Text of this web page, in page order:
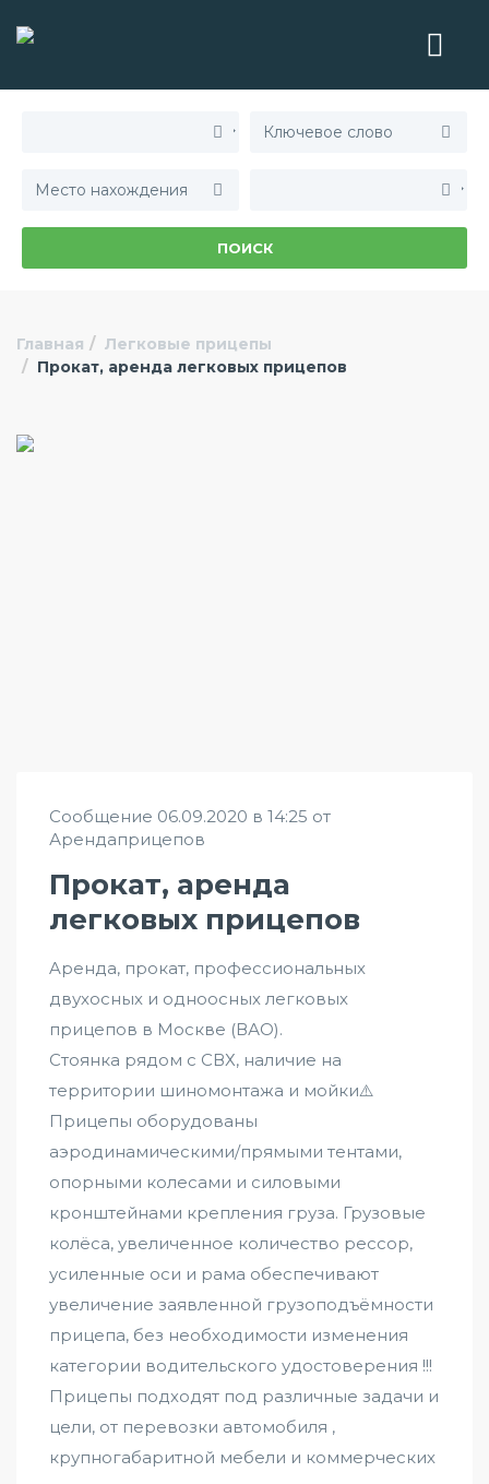
ПОИСК
Главная
Легковые прицепы
Прокат, аренда легковых прицепов
Сообщение 06.09.2020 в 14:25 от
Арендаприцепов
Прокат, аренда
легковых прицепов
Aрeнда, прокат, профессиональных
двухосных и одноосных легковых
прицепов в Москве (ВАО).
Стоянка рядом с СВХ, наличие на
территории шиномонтажа и мойки⚠️
Прицепы оборудованы
аэродинамическими/прямыми тентами,
опорными колесами и силовыми
кронштейнами крепления груза. Грузовые
колёса, увеличенное количество рессор,
усиленные оси и рама обеспечивают
увеличение заявленной грузоподъёмности
прицепа, без необходимости изменения
категории водительского удостоверения !!!
Прицепы подходят под различные задачи и
цели, от перевозки автомобиля ,
крупногабаритной мебели и коммерческих